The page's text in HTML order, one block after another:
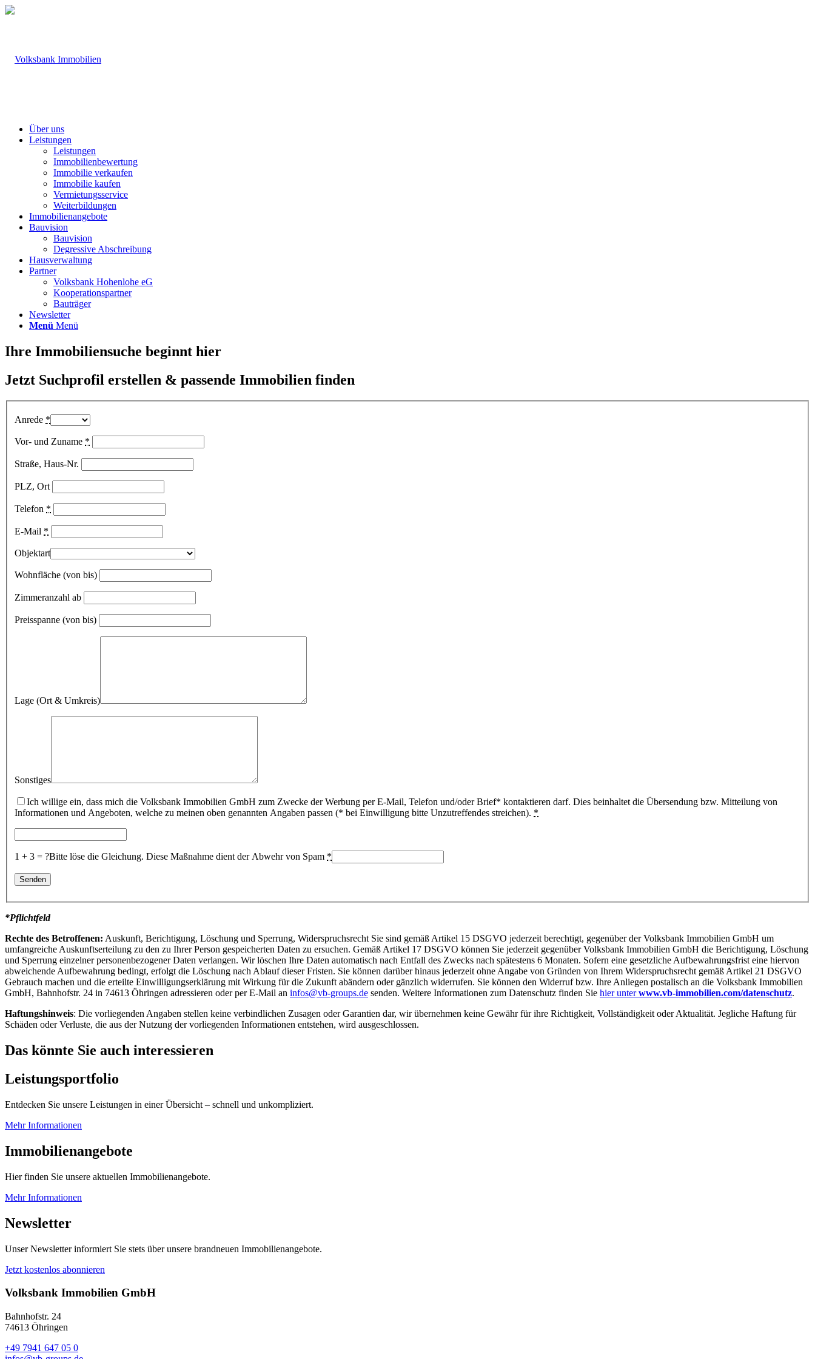
Über uns
Leistungen
Leistungen
Immobilienbewertung
Immobilie verkaufen
Immobilie kaufen
Vermietungsservice
Weiterbildungen
Immobilienangebote
Bauvision
Bauvision
Degressive Abschreibung
Hausverwaltung
Partner
Volksbank Hohenlohe eG
Kooperationspartner
Bauträger
Newsletter
Menü Menü
Ihre Immobiliensuche beginnt hier
Jetzt Suchprofil erstellen & passende Immobilien finden
Anrede *
Vor- und Zuname *
Straße, Haus-Nr.
PLZ, Ort
Telefon *
E-Mail *
Objektart
Wohnfläche (von bis)
Zimmeranzahl ab
Preisspanne (von bis)
Lage (Ort & Umkreis)
Sonstiges
Ich willige ein, dass mich die Volksbank Immobilien GmbH zum Zwecke der Werbung per E-Mail, Telefon und/oder Brief* kontaktieren darf. Dies beinhaltet die Übersendung bzw. Mitteilung von
Informationen und Angeboten, welche zu meinen oben genannten Angaben passen (* bei Einwilligung bitte Unzutreffendes streichen). *
1 + 3 = ?Bitte löse die Gleichung. Diese Maßnahme dient der Abwehr von Spam *
*Pflichtfeld
Rechte des Betroffenen: Auskunft, Berichtigung, Löschung und Sperrung, Widerspruchsrecht Sie sind gemäß Artikel 15 DSGVO jederzeit berechtigt, gegenüber der Volksbank Immobilien GmbH um
umfangreiche Auskunftserteilung zu den zu Ihrer Person gespeicherten Daten zu ersuchen. Gemäß Artikel 17 DSGVO können Sie jederzeit gegenüber Volksbank Immobilien GmbH die Berichtigung, Löschung
und Sperrung einzelner personenbezogener Daten verlangen. Wir löschen Ihre Daten automatisch nach Entfall des Zwecks nach spätestens 6 Monaten. Sofern eine gesetzliche Aufbewahrungsfrist eine hiervon
abweichende Aufbewahrung bedingt, erfolgt die Löschung nach Ablauf dieser Fristen. Sie können darüber hinaus jederzeit ohne Angabe von Gründen von Ihrem Widerspruchsrecht gemäß Artikel 21 DSGVO
Gebrauch machen und die erteilte Einwilligungserklärung mit Wirkung für die Zukunft abändern oder gänzlich widerrufen. Sie können den Widerruf bzw. Ihre Anliegen postalisch an die Volksbank Immobilien
GmbH, Bahnhofstr. 24 in 74613 Öhringen adressieren oder per E-Mail an infos@vb-groups.de senden. Weitere Informationen zum Datenschutz finden Sie hier unterwww.vb-immobilien.com/datenschutz.
Haftungshinweis: Die vorliegenden Angaben stellen keine verbindlichen Zusagen oder Garantien dar, wir übernehmen keine Gewähr für ihre Richtigkeit, Vollständigkeit oder Aktualität. Jegliche Haftung für
Schäden oder Verluste, die aus der Nutzung der vorliegenden Informationen entstehen, wird ausgeschlossen.
Das könnte Sie auch interessieren
Leistungsportfolio
Entdecken Sie unsere Leistungen in einer Übersicht – schnell und unkompliziert.
Mehr Informationen
Immobilienangebote
Hier finden Sie unsere aktuellen Immobilienangebote.
Mehr Informationen
Newsletter
Unser Newsletter informiert Sie stets über unsere brandneuen Immobilienangebote.
Jetzt kostenlos abonnieren
Volksbank Immobilien GmbH
Bahnhofstr. 24
74613 Öhringen
+49 7941 647 05 0